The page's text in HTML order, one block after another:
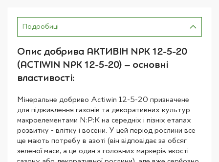
Подробиці
Опис добрива АКТИВІН NPK 12-5-20
(ACTIWIN NPK 12-5-20) – основні
властивості:
Мінеральне добриво Actiwin 12-5-20 призначене
для підживлення газонів та декоративних культур
макроелементами N:P:K на середніх і пізніх етапах
розвитку - влітку і восени. У цей період рослини все
ще мають потребу в азоті (він відповідає за обсяг
зеленої маси, а це один з головних маркерів якості